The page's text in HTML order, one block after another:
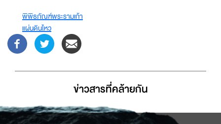
พิพิธภัณฑ์พระรามเก้า
แผ่นดินไหว
ข่าวสารที่่คล้ายกัน